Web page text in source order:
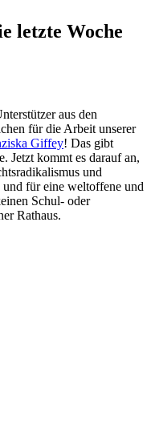
letzte Woche
aus den
für die Arbeit unserer
Giffey! Das gibt
Jetzt kommt es darauf an,
und
für eine weltoffene und
Schul- oder
Rathaus.